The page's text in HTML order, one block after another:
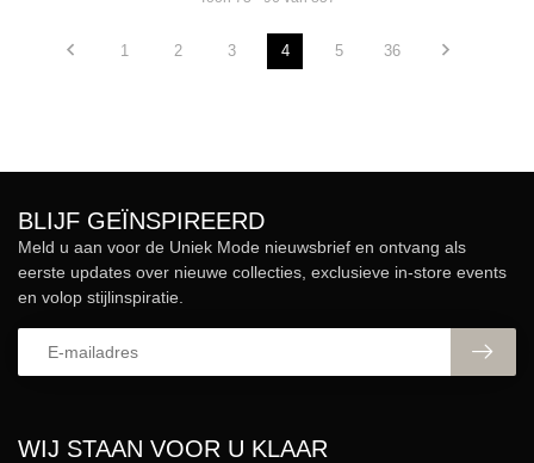
1 2 3 4 5 36
WIJ STAAN VOOR U KLAAR
BLIJF GEÏNSPIREERD
Meld u aan voor de Uniek Mode nieuwsbrief en ontvang als
eerste updates over nieuwe collecties, exclusieve in-store events
en volop stijlinspiratie.